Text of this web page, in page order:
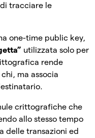
tracciare le
one-time public key,
utilizzata solo per
rende
ma associa
crittografiche che
allo stesso tempo
delle transazioni ed